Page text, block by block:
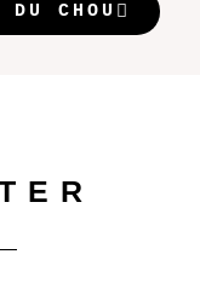
CHOU